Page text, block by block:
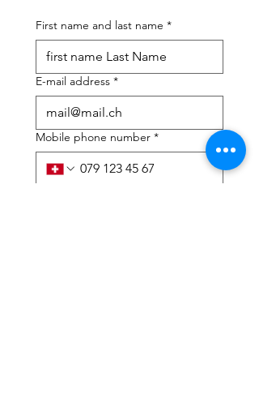
First name and last name *
E-mail address *
Mobile phone number *